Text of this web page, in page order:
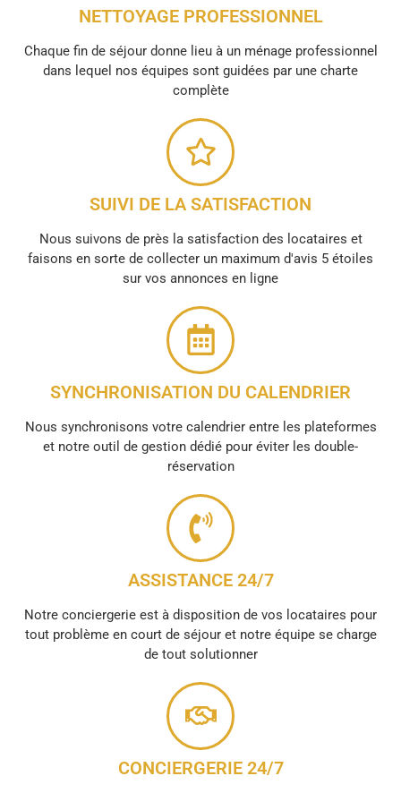
NETTOYAGE PROFESSIONNEL
Chaque fin de séjour donne lieu à un ménage professionnel
dans lequel nos équipes sont guidées par une charte
complète
SUIVI DE LA SATISFACTION
Nous suivons de près la satisfaction des locataires et
faisons en sorte de collecter un maximum d'avis 5 étoiles
sur vos annonces en ligne
SYNCHRONISATION DU CALENDRIER
Nous synchronisons votre calendrier entre les plateformes
et notre outil de gestion dédié pour éviter les double-
réservation
ASSISTANCE 24/7
Notre conciergerie est à disposition de vos locataires pour
tout problème en court de séjour et notre équipe se charge
de tout solutionner
CONCIERGERIE 24/7